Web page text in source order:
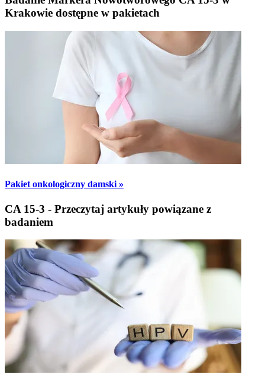
Krakowie dostępne w pakietach
Pakiet onkologiczny damski »
CA 15-3 - Przeczytaj artykuły powiązane z
badaniem